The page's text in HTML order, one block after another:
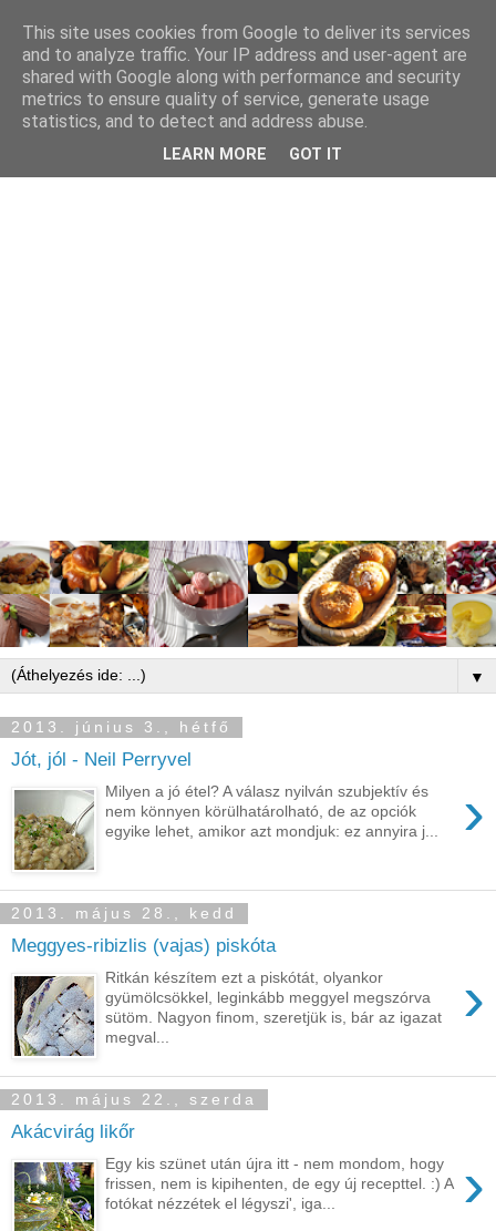
▼
2013. június 3., hétfő
Jót, jól - Neil Perryvel
›
Milyen a jó étel? A válasz nyilván szubjektív és
nem könnyen körülhatárolható, de az opciók
egyike lehet, amikor azt mondjuk: ez annyira j...
2013. május 28., kedd
Meggyes-ribizlis (vajas) piskóta
›
Ritkán készítem ezt a piskótát, olyankor
gyümölcsökkel, leginkább meggyel megszórva
sütöm. Nagyon finom, szeretjük is, bár az igazat
megval...
2013. május 22., szerda
Akácvirág likőr
›
Egy kis szünet után újra itt - nem mondom, hogy
frissen, nem is kipihenten, de egy új recepttel. :) A
fotókat nézzétek el légyszi', iga...
This site uses cookies from Google to deliver its services
and to analyze traffic. Your IP address and user-agent are
shared with Google along with performance and security
metrics to ensure quality of service, generate usage
statistics, and to detect and address abuse.
LEARN MORE GOT IT